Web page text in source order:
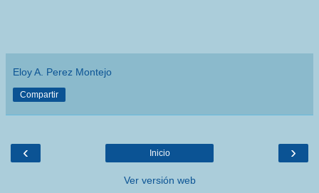
Eloy A. Perez Montejo
Compartir
‹ ›
Inicio
Ver versión web